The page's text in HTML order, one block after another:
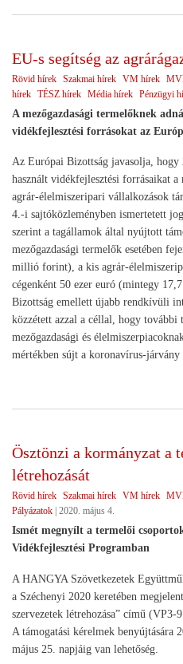
EU-s segítség az
Rövid hírek Szakmai hírek VM hírek
hírek TÉSZ hírek Média hírek Pénzügyi
A mezőgazdasági termelőknek
vidékfejlesztési forrásokat az
Az Európai Bizottság javasolja,
használt vidékfejlesztési forrásaikat a
agrár-élelmiszeripari vállalkozások
4.-i sajtóközleményben ismertetett
szerint a tagállamok által nyújtott
mezőgazdasági termelők esetében
millió forint), a kis agrár-
cégenként 50 ezer euró (mintegy
Bizottság emellett újabb rendkívüli
közzétett azzal a céllal, hogy további
mezőgazdasági és
mértékben sújt a koronavírus-járvány
Ösztönzi a kormányzat a
létrehozását
Rövid hírek Szakmai hírek VM hírek
Pályázatok 2020. május 4.
Ismét megnyílt a termelői
Vidékfejlesztési Programban
A HANGYA Szövetkezetek
a Széchenyi 2020 keretében
szervezetek létrehozása” című (VP3-
A támogatási kérelmek benyújtására
május 25. napjáig van lehetőség.